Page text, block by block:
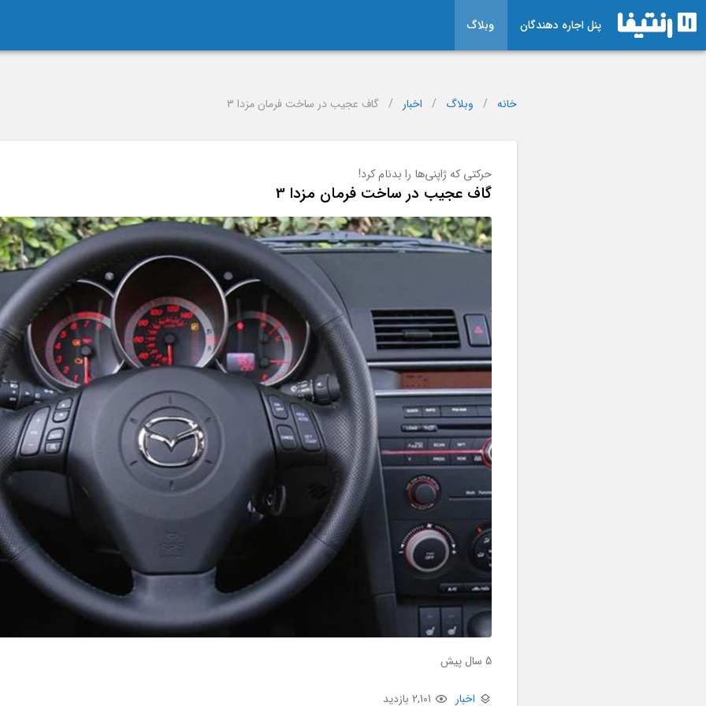
پنل اجاره دهندگان وبلاگ
خانه / وبلاگ / اخبار / گاف عجیب در ساخت فرمان مزدا 3
حرکتی که ژاپنی‌ها را بدنام کرد!
گاف عجیب در ساخت فرمان مزدا 3
5 سال پیش
اخبار 2,101 بازدید